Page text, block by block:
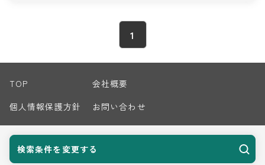
検索条件を変更する
1
TOP
会社概要
個人情報保護方針
お問い合わせ
© 2026 Harvest Biz Career.inc All Rights Reserved.